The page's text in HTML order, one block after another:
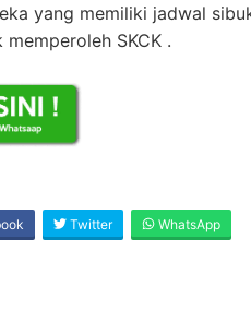
yang memiliki jadwal
SKCK .
Twitter WhatsApp